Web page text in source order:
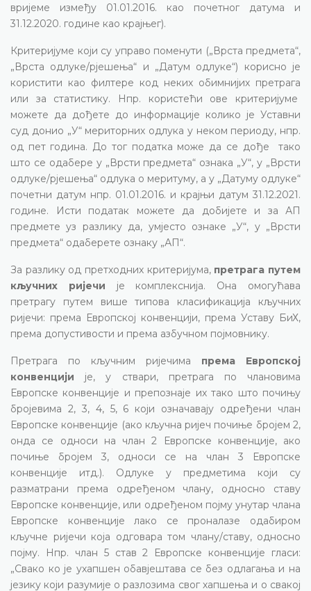
вријеме између 01.01.2016. као почетног датума и
31.12.2020. године као крајњег).
Критеријуме који су управо поменути („Врста предмета“,
„Врста одлуке/рјешења“ и „Датум одлуке“) корисно је
користити као филтере код неких обимнијих претрага
или за статистику. Нпр. користећи ове критеријуме
можете да дођете до информације колико је Уставни
суд донио „У“ мериторних одлука у неком периоду, нпр.
од пет година. До тог податка може да се дође тако
што се одабере у „Врсти предмета“ ознака „У“, у „Врсти
одлуке/рјешења“ одлука о меритуму, а у „Датуму одлуке“
почетни датум нпр. 01.01.2016. и крајњи датум 31.12.2021.
године. Исти податак можете да добијете и за АП
предмете уз разлику да, умјесто ознаке „У“, у „Врсти
предмета“ одаберете ознаку „АП“.
За разлику од претходних критеријума, претрага путем
кључних ријечи је комплекснија. Она омогућава
претрагу путем више типова класификација кључних
ријечи: према Европској конвенцији, према Уставу БиХ,
према допустивости и према азбучном појмовнику.
Претрага по кључним ријечима према Европској
конвенцији је, у ствари, претрага по члановима
Европске конвенције и препознаје их тако што почињу
бројевима 2, 3, 4, 5, 6 који означавају одређени члан
Европске конвенције (ако кључна ријеч почиње бројем 2,
онда се односи на члан 2 Европске конвенције, ако
почиње бројем 3, односи се на члан 3 Европске
конвенције итд.). Одлуке у предметима који су
разматрани према одређеном члану, односно ставу
Европске конвенције, или одређеном појму унутар члана
Европске конвенције лако се проналазе одабиром
кључне ријечи која одговара том члану/ставу, односно
појму. Нпр. члан 5 став 2 Европске конвенције гласи:
„Свако ко је ухапшен обавјештава се без одлагања и на
језику који разумије о разлозима свог хапшења и о свакој